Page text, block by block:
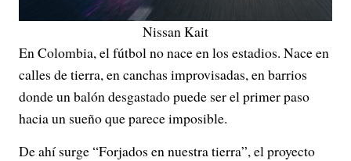
Nissan Kait
En Colombia, el fútbol no nace en los estadios. Nace en
calles de tierra, en canchas improvisadas, en barrios
donde un balón desgastado puede ser el primer paso
hacia un sueño que parece imposible.
De ahí surge “Forjados en nuestra tierra”, el proyecto